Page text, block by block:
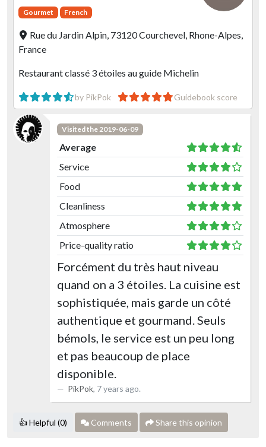
Gourmet French
Rue du Jardin Alpin, 73120 Courchevel, Rhone-Alpes,
France
Restaurant classé 3 étoiles au guide Michelin
by PikPok Guidebook score
Visited the 2019-06-09
Average
Service
Food
Cleanliness
Atmosphere
Price-quality ratio
Forcément du très haut niveau
quand on a 3 étoiles. La cuisine est
sophistiquée, mais garde un côté
authentique et gourmand. Seuls
bémols, le service est un peu long
et pas beaucoup de place
disponible.
PikPok, 7 years ago.
👍 Helpful (0) Comments Share this opinion